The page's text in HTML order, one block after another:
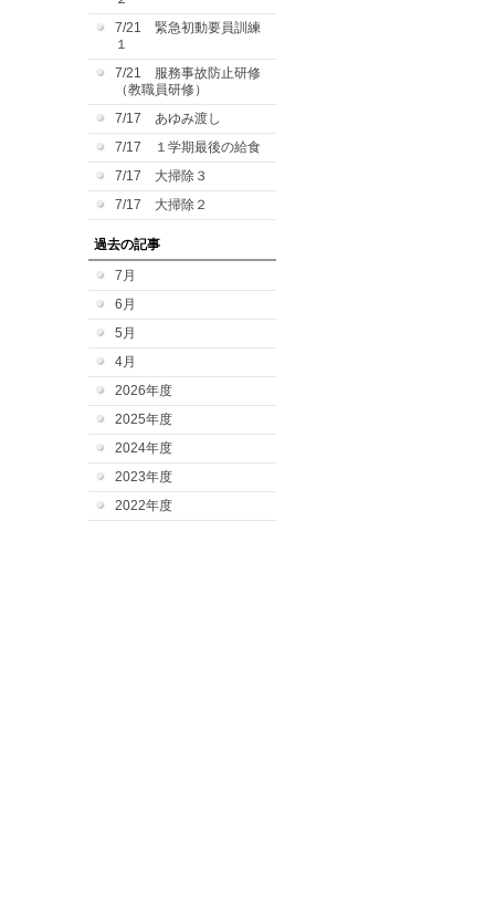
7/21 緊急初動要員訓練
１
7/21 服務事故防止研修
（教職員研修）
7/17 あゆみ渡し
7/17 １学期最後の給食
7/17 大掃除３
7/17 大掃除２
過去の記事
7月
6月
5月
4月
2026年度
2025年度
2024年度
2023年度
2022年度